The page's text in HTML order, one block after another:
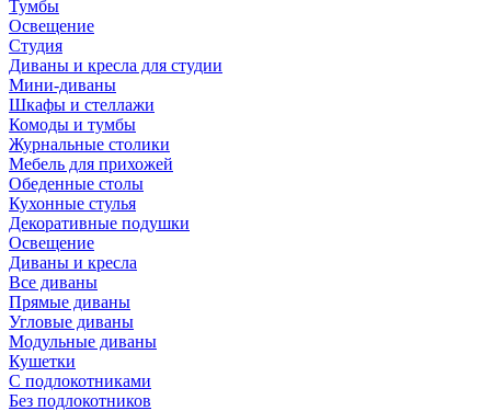
Тумбы
Освещение
Студия
Диваны и кресла для студии
Мини-диваны
Шкафы и стеллажи
Комоды и тумбы
Журнальные столики
Мебель для прихожей
Обеденные столы
Кухонные стулья
Декоративные подушки
Освещение
Диваны и кресла
Все диваны
Прямые диваны
Угловые диваны
Модульные диваны
Кушетки
С подлокотниками
Без подлокотников